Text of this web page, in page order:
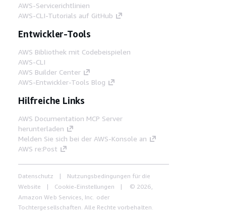
AWS-Servicerichtlinien
AWS-CLI-Tutorials auf GitHub
Entwickler-Tools
AWS Bibliothek mit Codebeispielen
AWS-CLI
AWS Builder Center
AWS-Entwickler-Tools Blog
Hilfreiche Links
AWS Documentation MCP Server
herunterladen
Melden Sie sich bei der AWS-Konsole an
AWS re:Post
Datenschutz
Nutzungsbedingungen für die
Website
Cookie-Einstellungen
© 2026,
Amazon Web Services, Inc. oder
Tochtergesellschaften. Alle Rechte vorbehalten.